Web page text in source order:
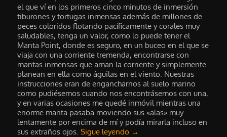
el que ví en los primeros cinco minutos de inmersión
tiburones y tortugas inmensas además de millones de
peces coloridos flotando pacíficamente y corales muy
saludables, tenga un valor, como lo puede tener el
Manta Point, donde es seguro, en un buceo en el que se
viaja con una corriente tremenda, encontrarse con
mantas inmensas que aman la corriente y simplemente
planean en ella como águilas en el viento. Nuestras
instrucciones eran de engancharnos al suelo marino
como pudiésemos cuando nos encontrásemos con una,
y en varias ocasiones me quedé inmóvil mientras una
enorme manta pasaba moviendo sus «alas» muy
lentamente por encima de mí y podía mirarla incluso en
sus extraños ojos.Sigue leyendo →